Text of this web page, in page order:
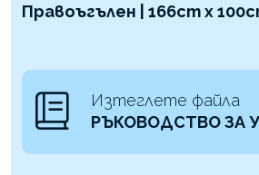
Правоъгълен | 166cm x
Изтеглете файла
РЪКОВОДСТВО ЗА